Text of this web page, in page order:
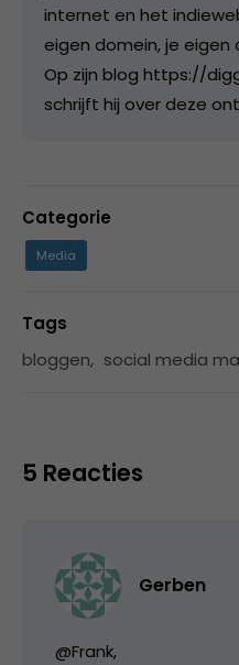
internet en het
eigen domein, je
Op zijn blog https://
schrijft hij over deze
Categorie
Media
Tags
bloggen, social media
5 Reacties
Gerben
@Frank,